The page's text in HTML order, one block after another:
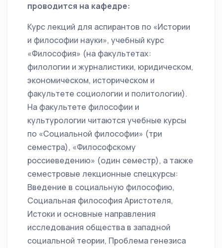
проводится на кафедре:
Курс лекций для аспирантов по «Истории
и философии науки», учебный курс
«Философия» (на факультетах:
филологии и журналистики, юридическом,
экономическом, историческом и
факультете социологии и политологии).
На факультете философии и
культурологии читаются учебные курсы
по «Социальной философии» (три
семестра), «Философскому
россиеведению» (один семестр), а также
семестровые лекционные спецкурсы:
Введение в социальную философию,
Социальная философия Аристотеля,
Истоки и основные направления
исследования общества в западной
социальной теории, Проблема генезиса